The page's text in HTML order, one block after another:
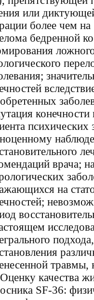
или
более чем на
бедренной
врача;
на
качества
SF-36: